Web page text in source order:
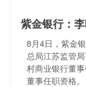
紫金银行：
8月4日，紫金
总局江苏监管
村商业银行董
董事任职资格。